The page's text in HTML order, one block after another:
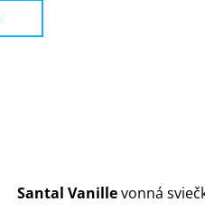
Santal Vanillevonná